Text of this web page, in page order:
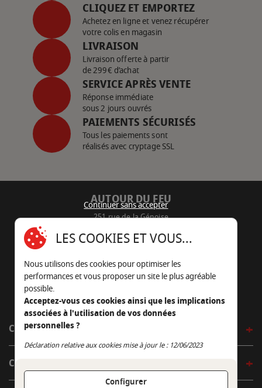
CLIQUEZ ET EMPORTEZ
Achetez en ligne et venez récupérer
votre colis en magasin
LIVRAISON
Livraison offerte à partir
de 299€ d’achat
SERVICE APRÈS VENTE
Réponse immédiate
sous 2 jours ouvrés
PAIEMENTS SÉCURISÉS
Tous les paiements sont
réalisés avec cryptage SSL
AUTOUR DU FEU
251 rue de la Génoise
05 45 22 98 09
Nous envoyer un e-mail
CÔTÉ OUTDOOR
CÔTÉ INDOOR
Continuer sans accepter
LES COOKIES ET VOUS...
Nous utilisons des cookies pour optimiser les
performances et vous proposer un site le plus agréable
possible.
Acceptez-vous ces cookies ainsi que les implications
associées à l'utilisation de vos données
personnelles ?
Déclaration relative aux cookies mise à jour le : 12/06/2023
Configurer
Continuer sans accepter